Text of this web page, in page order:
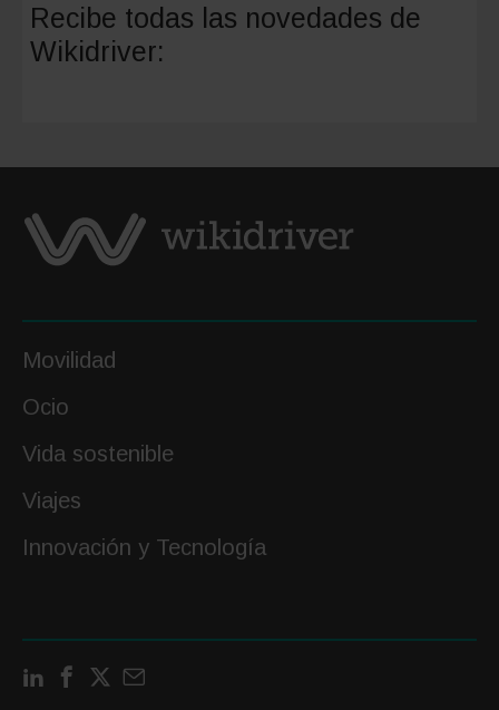
Recibe todas las novedades de
Wikidriver:
Movilidad
Ocio
Vida sostenible
Viajes
Innovación y Tecnología
LinkedIn
Facebook
X
Contactar